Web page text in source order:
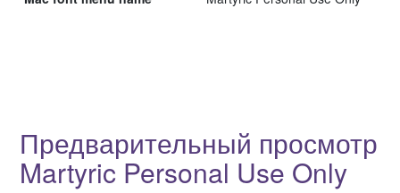
Предварительный просмотр
Martyric Personal Use Only